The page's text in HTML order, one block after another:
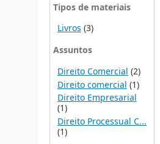
Tipos de materiais
Livros(3)
Assuntos
Direito Comercial (2)
Direito comercial (1)
Direito Empresarial
(1)
Direito Processual C...
(1)